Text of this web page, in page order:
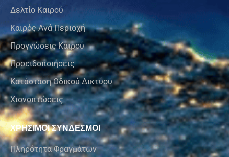
Δελτίο Καιρού
Καιρός Ανά Περιοχή
Προγνώσεις Καιρού
Προειδοποιήσεις
Κατάσταση Οδικού Δικτύου
Χιονοπτώσεις
ΧΡΗΣΙΜΟΙ ΣΥΝΔΕΣΜΟΙ
Πληρότητα Φραγμάτων